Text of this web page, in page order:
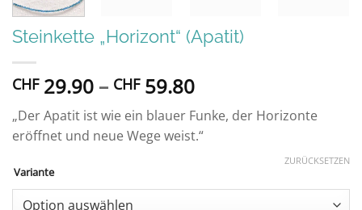
Steinkette „Horizont“ (Apatit)
CHF29.90 – CHF59.80Preisspanne:
CHF 29.90
bis
CHF 59.80
„Der Apatit ist wie ein blauer Funke, der Horizonte
eröffnet und neue Wege weist.“
Variante
ZURÜCKSETZEN